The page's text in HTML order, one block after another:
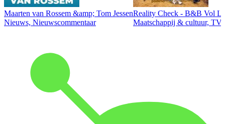
Maarten van Rossem &amp; Tom Jessen
Nieuws, Nieuwscommentaar
Reality Check - B&B Vol
Maatschappij & cultuur,